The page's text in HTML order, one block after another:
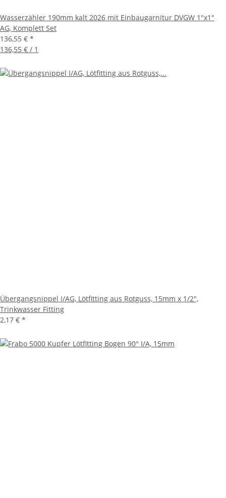
Wasserzähler 190mm kalt 2026 mit Einbaugarnitur DVGW 1"x1"
AG, Komplett Set
136,55 € *
136,55 € / 1
Übergangsnippel I/AG, Lötfitting aus Rotguss, 15mm x 1/2",
Trinkwasser Fitting
2,17 € *